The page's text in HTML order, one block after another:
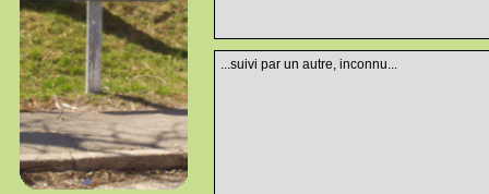
...suivi par un autre, inconnu...